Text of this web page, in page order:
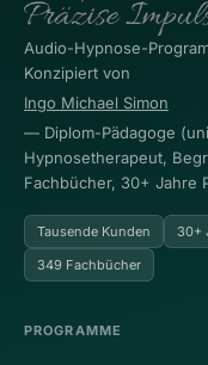
Audio-Hypnose-
Konzipiert von
Ingo Michael Simon
— Diplom-Pädagoge
Hypnosetherapeut,
Fachbücher, 30+ Jahre
Tausende Kunden 30+
349 Fachbücher
PROGRAMME